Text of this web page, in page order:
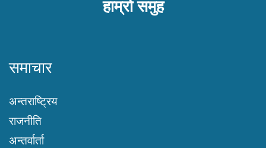
हाम्रो समुह
समाचार
अन्तराष्ट्रिय
राजनीति
अन्तर्वार्ता